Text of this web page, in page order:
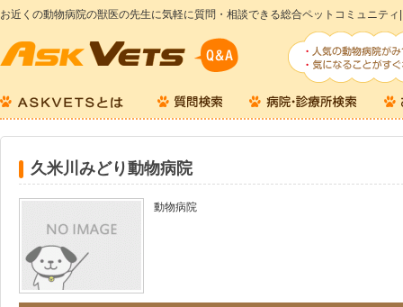
お近くの動物病院の獣医の先生に気軽に質問・相談できる総合ペットコミュニティ
久米川みどり動物病院
動物病院